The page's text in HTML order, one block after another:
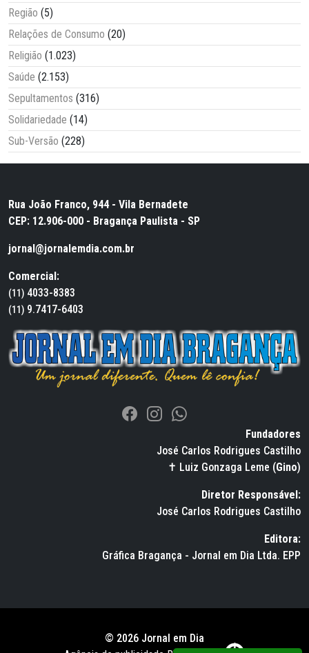
Região (5)
Relações de Consumo (20)
Religião (1.023)
Saúde (2.153)
Sepultamentos (316)
Solidariedade (14)
Sub-Versão (228)
Rua João Franco, 944 - Vila Bernadete
CEP: 12.906-000 - Bragança Paulista - SP
jornal@jornalemdia.com.br
Comercial:
(11) 4033-8383
(11) 9.7417-6403
Fundadores
José Carlos Rodrigues Castilho
✝ Luiz Gonzaga Leme (Gino)
Diretor Responsável:
José Carlos Rodrigues Castilho
Editora:
Gráfica Bragança - Jornal em Dia Ltda. EPP
© 2026 Jornal em Dia